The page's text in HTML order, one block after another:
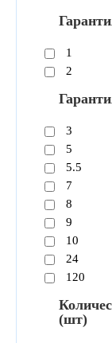
1
2
3
5
5.5
7
8
9
10
24
120
(шт)